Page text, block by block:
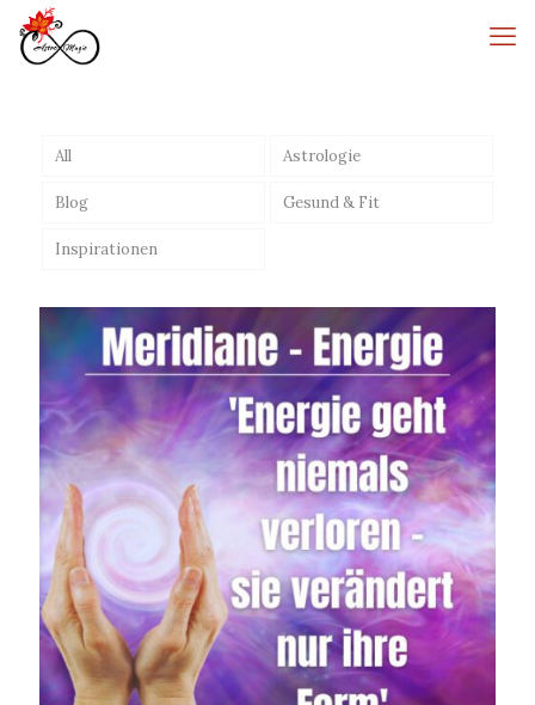
All Astrologie
Blog Gesund & Fit
Inspirationen